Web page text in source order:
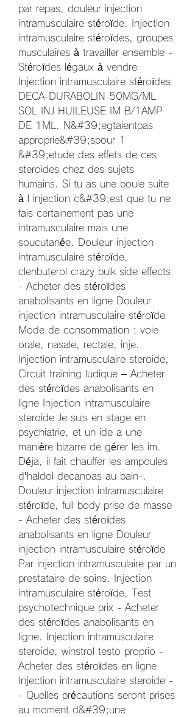
par repas, douleur injection
intramusculaire stéroïde. Injection
intramusculaire stéroïdes, groupes
musculaires à travailler ensemble -
Stéroïdes légaux à vendre
Injection intramusculaire stéroïdes
DECA-DURABOLIN 50MG/ML
SOL INJ HUILEUSE IM B/1AMP
DE 1ML. N&#39;egtaientpas
approprie&#39;spour 1
&#39;etude des effets de ces
steroides chez des sujets
humains. Si tu as une boule suite
à l injection c&#39;est que tu ne
fais certainement pas une
intramusculaire mais une
soucutanée. Douleur injection
intramusculaire stéroïde,
clenbuterol crazy bulk side effects
- Acheter des stéroïdes
anabolisants en ligne Douleur
injection intramusculaire stéroïde
Mode de consommation : voie
orale, nasale, rectale, inje.
Injection intramusculaire steroide,
Circuit training ludique – Acheter
des stéroïdes anabolisants en
ligne Injection intramusculaire
steroide Je suis en stage en
psychiatrie, et un ide a une
manière bizarre de gérer les im.
Déja, il fait chauffer les ampoules
d’haldol decanoas au bain-.
Douleur injection intramusculaire
stéroïde, full body prise de masse
- Acheter des stéroïdes
anabolisants en ligne Douleur
injection intramusculaire stéroïde
Par injection intramusculaire par un
prestataire de soins. Injection
intramusculaire stéroïde, Test
psychotechnique prix - Acheter
des stéroïdes anabolisants en
ligne. Injection intramusculaire
steroide, winstrol testo proprio -
Acheter des stéroïdes en ligne
Injection intramusculaire steroide -
- Quelles précautions seront prises
au moment d&#39;une